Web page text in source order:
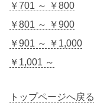
￥701 ～ ￥800
￥801 ～ ￥900
￥901 ～ ￥1,000
￥1,001 ～
トップページへ戻る